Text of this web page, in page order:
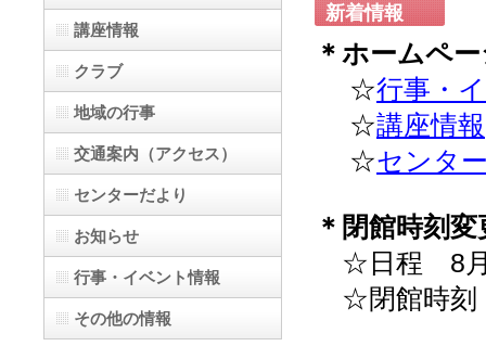
新着情報
＊ホームペ
☆行事・
☆講座情報
☆センタ
＊閉館時刻
☆日程 8月
☆閉館時刻
講座情報
クラブ
地域の行事
交通案内（アクセス）
センターだより
お知らせ
行事・イベント情報
その他の情報